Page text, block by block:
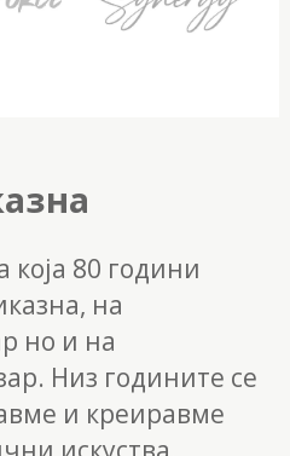
која 80 години
на
но и на
Низ годините се
и креиравме